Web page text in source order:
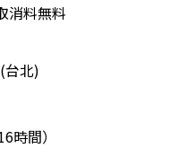
消料無料
(台北)
時間）